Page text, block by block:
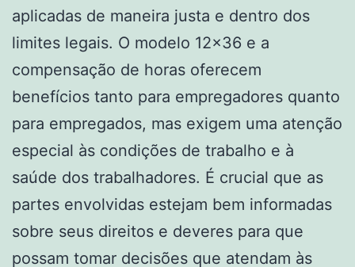
aplicadas de maneira justa e dentro dos
limites legais. O modelo 12×36 e a
compensação de horas oferecem
benefícios tanto para empregadores quanto
para empregados, mas exigem uma atenção
especial às condições de trabalho e à
saúde dos trabalhadores. É crucial que as
partes envolvidas estejam bem informadas
sobre seus direitos e deveres para que
possam tomar decisões que atendam às